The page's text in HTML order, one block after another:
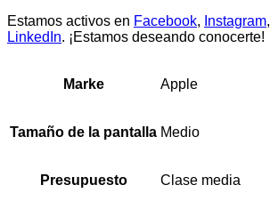
Estamos activos en Facebook, Instagram,
LinkedIn. ¡Estamos deseando conocerte!
Marke Apple
Tamaño de la pantalla Medio
Presupuesto Clase media